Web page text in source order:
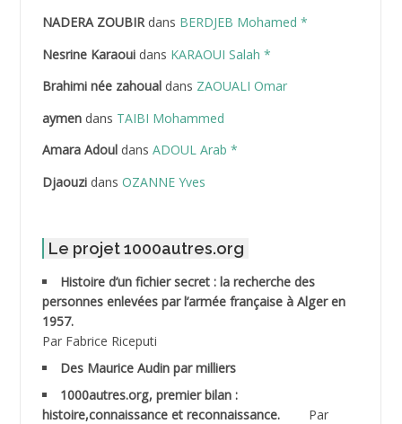
ABDELHAFID Lakhdar
ABDELLI Mohamed
ABDELLI Mohamed *
ABDELMOUMENE Ahmed
ABDESMED Mohamed ben Kaddour
ABDESSELAMI Kouider
ABDESSLEM Ahmed dit le Coiffeur
NADERA ZOUBIRdans BERDJEB Mohamed *
Nesrine Karaouidans KARAOUI Salah *
Brahimi née zahoualdans ZAOUALI Omar
aymendans TAIBI Mohammed
Amara Adouldans ADOUL Arab *
Djaouzidans OZANNE Yves
Le projet 1000autres.org
Histoire d’un fichier secret : la recherche des
personnes enlevées par l’armée française à Alger en
1957.
Par Fabrice Riceputi
Des Maurice Audin par milliers
1000autres.org, premier bilan :
histoire,connaissance et reconnaissance.
Par